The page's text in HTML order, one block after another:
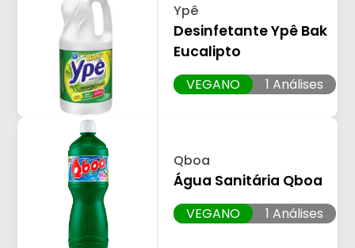
Ypê
Desinfetante Ypê Bak
Eucalipto
VEGANO 1 Análises
Qboa
Água Sanitária Qboa
VEGANO 1 Análises